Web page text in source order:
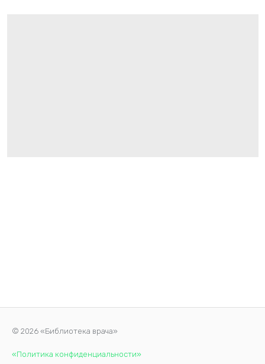
© 2026 «Библиотека врача»
«Политика конфиденциальности»